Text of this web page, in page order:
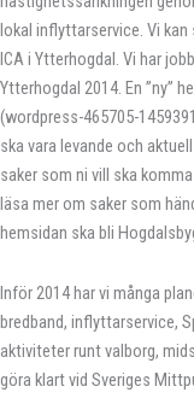
lokal inflyttarservice. Vi
ICA i Ytterhogdal. Vi har
Ytterhogdal 2014. En ”ny”
(wordpress-465705-
ska vara levande och
saker som ni vill ska
läsa mer om saker som
hemsidan ska bli
Inför 2014 har vi många
bredband, inflyttarservice,
aktiviteter runt valborg,
göra klart vid Sveriges